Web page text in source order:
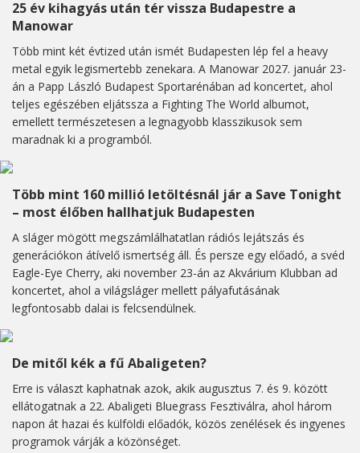
25 év kihagyás után tér vissza Budapestre a
Manowar
Több mint két évtized után ismét Budapesten lép fel a heavy
metal egyik legismertebb zenekara. A Manowar 2027. január 23-
án a Papp László Budapest Sportarénában ad koncertet, ahol
teljes egészében eljátssza a Fighting The World albumot,
emellett természetesen a legnagyobb klasszikusok sem
maradnak ki a programból.
Több mint 160 millió letöltésnál jár a Save Tonight
– most élőben hallhatjuk Budapesten
A sláger mögött megszámlálhatatlan rádiós lejátszás és
generációkon átívelő ismertség áll. És persze egy előadó, a svéd
Eagle-Eye Cherry, aki november 23-án az Akvárium Klubban ad
koncertet, ahol a világsláger mellett pályafutásának
legfontosabb dalai is felcsendülnek.
De mitől kék a fű Abaligeten?
Erre is választ kaphatnak azok, akik augusztus 7. és 9. között
ellátogatnak a 22. Abaligeti Bluegrass Fesztiválra, ahol három
napon át hazai és külföldi előadók, közös zenélések és ingyenes
programok várják a közönséget.